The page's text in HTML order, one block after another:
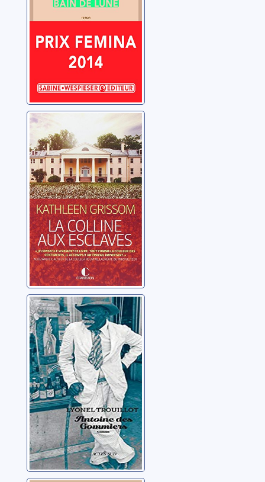
Fuir la colline
aux esclaves
Grissom, Kathleen
Antoine des
Gommiers
Trouillot, Lyonel